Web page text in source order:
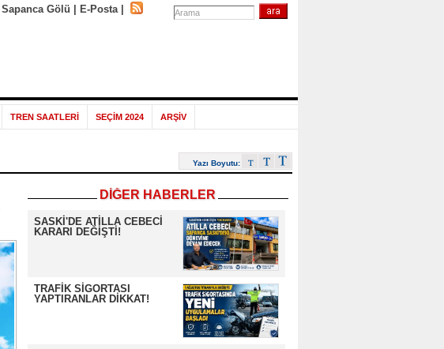
Sapanca Gölü E-Posta|
TREN SAATLERİ SEÇİM 2024 ARŞİV
Yazı Boyutu:
DİĞER HABERLER
SASKİ'DE ATİLLA CEBECİ
KARARI DEĞİŞTİ!
TRAFİK SİGORTASI
YAPTIRANLAR DİKKAT!